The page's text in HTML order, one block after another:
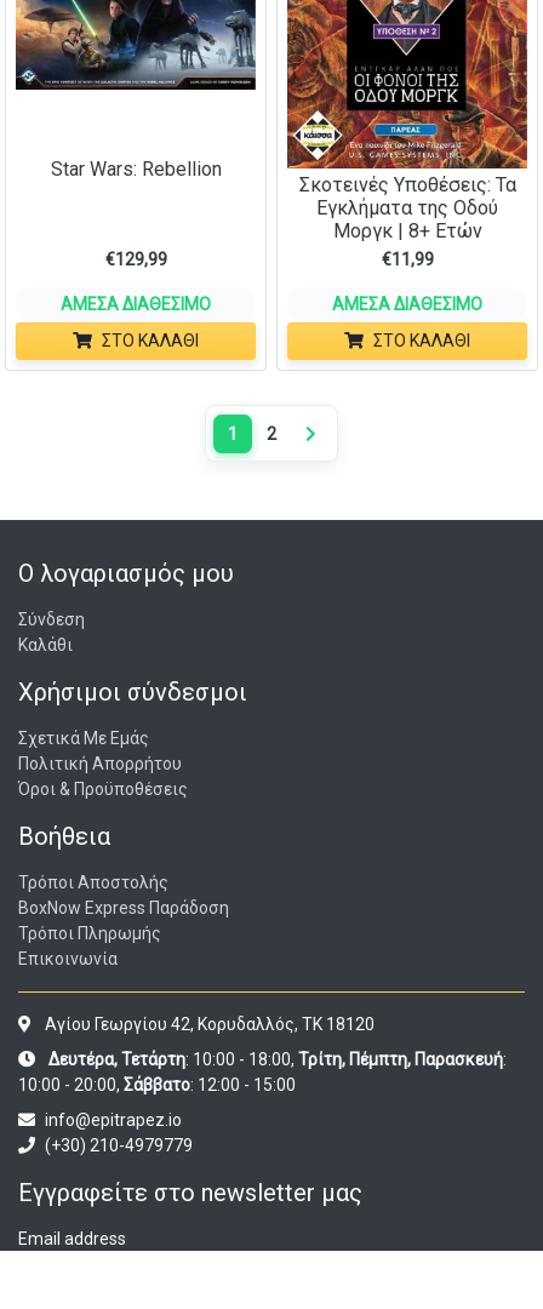
Star Wars: Rebellion
€129,99
ΆΜΕΣΑ ΔΙΑΘΈΣΙΜΟ
ΣΤΟ ΚΑΛΆΘΙ
Σκοτεινές Υποθέσεις: Τα
Εγκλήματα της Οδού
Μοργκ | 8+ Ετών
€11,99
ΆΜΕΣΑ ΔΙΑΘΈΣΙΜΟ
ΣΤΟ ΚΑΛΆΘΙ
1 2 Next page
Ο λογαριασμός μου
Σύνδεση
Καλάθι
Χρήσιμοι σύνδεσμοι
Σχετικά Με Εμάς
Πολιτική Απορρήτου
Όροι & Προϋποθέσεις
Βοήθεια
Τρόποι Αποστολής
BoxNow Express Παράδοση
Τρόποι Πληρωμής
Επικοινωνία
Αγίου Γεωργίου 42, Κορυδαλλός, ΤΚ 18120
Δευτέρα, Τετάρτη: 10:00 - 18:00, Τρίτη, Πέμπτη, Παρασκευή:
10:00 - 20:00, Σάββατο: 12:00 - 15:00
info@epitrapez.io
(+30) 210-4979779
Εγγραφείτε στο newsletter μας
Email address